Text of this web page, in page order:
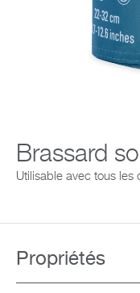
Brassard
Utilisable avec tous les
Propriétés